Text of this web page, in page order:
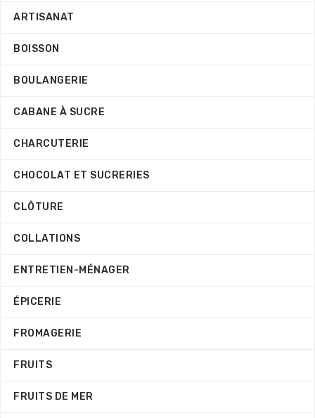
ARTISANAT
BOISSON
BOULANGERIE
CABANE À SUCRE
CHARCUTERIE
CHOCOLAT ET SUCRERIES
CLÔTURE
COLLATIONS
ENTRETIEN-MÉNAGER
ÉPICERIE
FROMAGERIE
FRUITS
FRUITS DE MER